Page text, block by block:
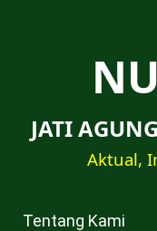
JATI
Aktual,
Tentang Kami